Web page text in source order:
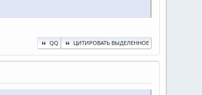
QQ ЦИТИРОВАТЬ ВЫДЕЛЕННОЕ